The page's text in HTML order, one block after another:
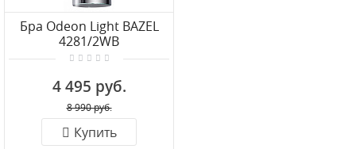
Бра Odeon Light BAZEL
4281/2WB
4 495 руб.
8 990 руб.
Купить